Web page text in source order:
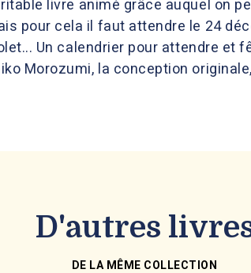
livre animé grâce auquel on
pour cela il faut attendre le 24
Un calendrier pour attendre et
Morozumi, la conception
D'autres
DE LA MÊME COLLECTION